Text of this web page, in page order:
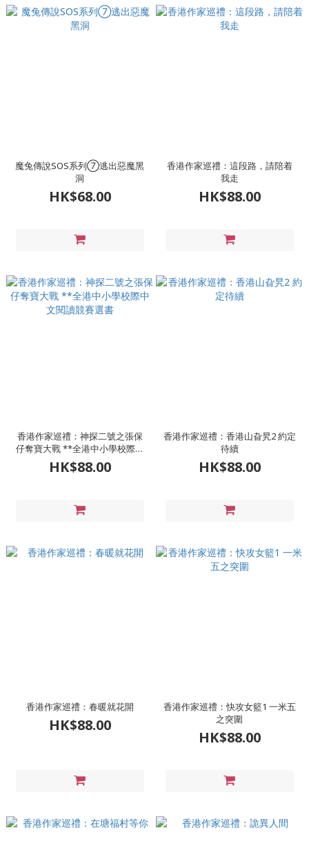
魔兔傳說SOS系列⑦逃出惡魔黑
洞
HK$68.00
香港作家巡禮：這段路，請陪着
我走
HK$88.00
香港作家巡禮：神探二號之張保
仔奪寶大戰 **全港中小學校際中
文閱讀競賽選書
HK$88.00
香港作家巡禮：香港山旮旯2 約定
待續
HK$88.00
香港作家巡禮：春暖就花開
HK$88.00
香港作家巡禮：快攻女籃1 一米五
之突圍
HK$88.00